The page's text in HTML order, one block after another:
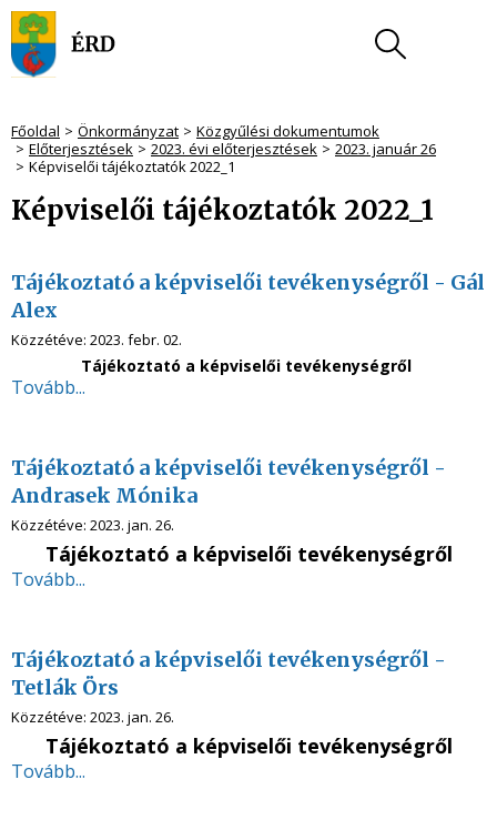
Főoldal Önkormányzat
Közgyűlési dokumentumok
Előterjesztések
2023. évi előterjesztések
2023. január 26
Képviselői tájékoztatók 2022_1
Képviselői tájékoztatók 2022_1
Tájékoztató a képviselői tevékenységről - Gál
Alex
Közzétéve: 2023. febr. 02.
Tájékoztató a képviselői tevékenységről
Tovább...
Tájékoztató a képviselői tevékenységről -
Andrasek Mónika
Közzétéve: 2023. jan. 26.
Tájékoztató a képviselői tevékenységről
Tovább...
Tájékoztató a képviselői tevékenységről -
Tetlák Örs
Közzétéve: 2023. jan. 26.
Tájékoztató a képviselői tevékenységről
Tovább...